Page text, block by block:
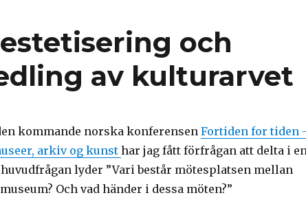
och
av kulturarvet
kommande norska konferensen Fortiden for tiden
arkiv og kunst har jag fått förfrågan att delta i
lyder ”Vari består mötesplatsen mellan
Och vad händer i dessa möten?”